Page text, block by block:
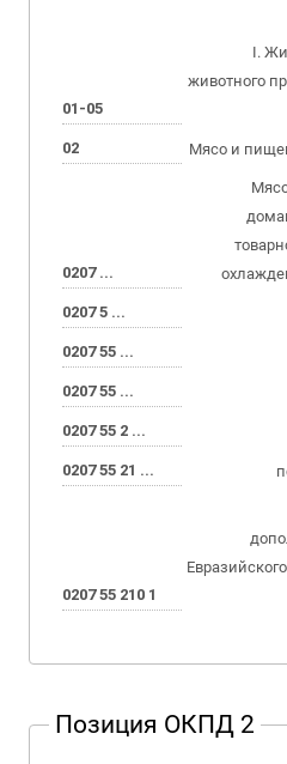
01-05
I.
животного
02 Мясо и
0207 ...
0207 5 ...
0207 55 ...
0207 55 ...
0207 55 2 ...
0207 55 21 ...
0207 55 210 1
Позиция ОКПД 2